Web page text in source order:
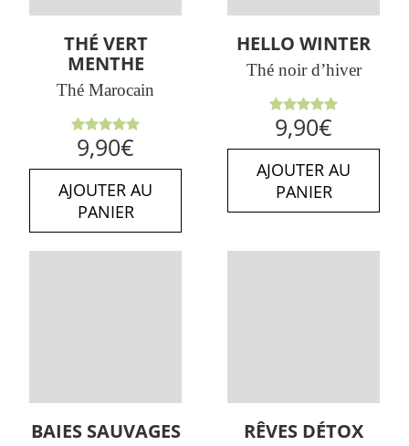
THÉ VERT
MENTHE
Thé Marocain
Note5.00
sur 5
9,90€
AJOUTER AU
PANIER
HELLO WINTER
Thé noir d’hiver
Note5.00
sur 5
9,90€
AJOUTER AU
PANIER
BAIES SAUVAGES RÊVES DÉTOX